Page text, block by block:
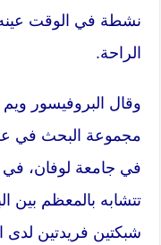
نشطة في الوقت عينه
الراحة.
وقال البروفيسور
مجموعة البحث في
في جامعة لوفان،
تتشابه بالمعظم بين
شبكتين فريدتين لدى